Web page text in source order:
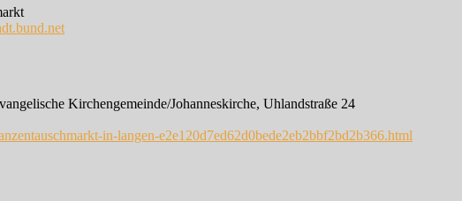
Kirchengemeinde/Johanneskirche, Uhlandstraße 24
in-langen-e2e120d7ed62d0bede2eb2bbf2bd2b366.html